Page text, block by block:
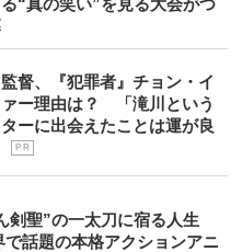
督、『犯罪者』チョン・イ
ー理由は？ 「滝川という
ーに出会えたことは運が良
P R
剣聖”の一太刀に宿る人生
話題の本格アクションアニ